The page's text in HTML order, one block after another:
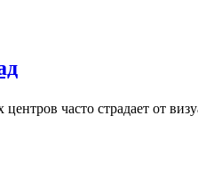
часто страдает от